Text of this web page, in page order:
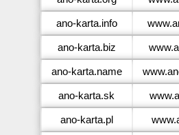
ano-karta.info
ano-karta.biz
ano-karta.name
ano-karta.sk
ano-karta.pl